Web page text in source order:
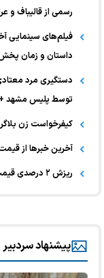
رسمی از قالیباف و
داستان و زمان
دستگیری مرد
توسط پلیس مشهد
کیفرخواست زن
آخرین خبر‌ها از
ریزش ۲ درصدی قیمت دلار در بازار آزاد مشهد+ علت
پیشنهاد سردبیر